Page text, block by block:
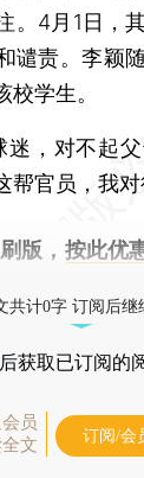
。4月1日，
谴责。李颖
学生。
迷，对不起
帮官员，我
版， 按此优
共计0字 订阅后继
后获取已订阅的
员
文
订阅/会